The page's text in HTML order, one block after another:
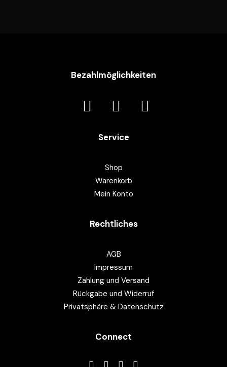
Bezahlmöglichkeiten
Service
Shop
Warenkorb
Mein Konto
Rechtliches
AGB
Impressum
Zahlung und Versand
Rückgabe und Widerruf
Privatsphäre & Datenschutz
Connect